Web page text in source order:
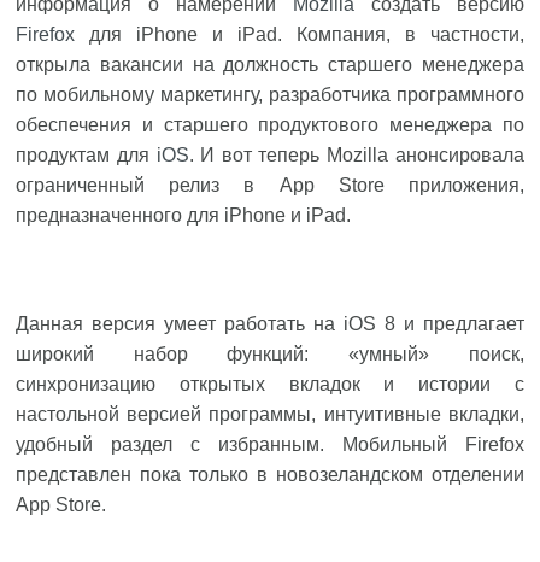
информация о намерении Mozilla создать версию
Firefox для iPhone и iPad. Компания, в частности,
открыла вакансии на должность старшего менеджера
по мобильному маркетингу, разработчика программного
обеспечения и старшего продуктового менеджера по
продуктам для iOS. И вот теперь Mozilla анонсировала
ограниченный релиз в App Store приложения,
предназначенного для iPhone и iPad.
Данная версия умеет работать на iOS 8 и предлагает
широкий набор функций: «умный» поиск,
синхронизацию открытых вкладок и истории с
настольной версией программы, интуитивные вкладки,
удобный раздел с избранным. Мобильный Firefox
представлен пока только в новозеландском отделении
App Store.